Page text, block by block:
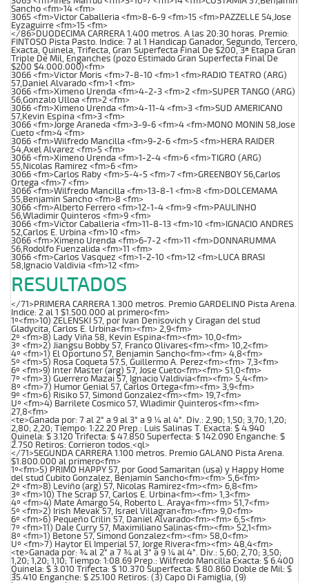
Sancho <fm>14 <fm>
3065 <fm>Victor Caballeria <fm>8-6-9 <fm>15 <fm>PAZZELLE 54,Jose
Eyzaguirre <fm>15 <fm>
</86>DUODECIMA CARRERA 1.400 metros. A las 20:30 horas. Premio:
FINTOSO Pista Pasto. Indice: 7 al 1 Handicap Ganador, Segundo, Tercero,
Exacta, Quinela, Trifecta, Gran Superfecta Final De $200, 3ª Etapa Gran
Triple De Mil, Enganches (pozo Estimado Gran Superfecta Final De
$200 $4.000.000)<fm>
3066 <fm>Victor Moris <fm>7-8-10 <fm>1 <fm>RADIO TEATRO (ARG)
57,Daniel Alvarado <fm>1 <fm>
3066 <fm>Ximeno Urenda <fm>4-2-3 <fm>2 <fm>SUPER TANGO (ARG)
56,Gonzalo Ulloa <fm>2 <fm>
3066 <fm>Ximeno Urenda <fm>4-11-4 <fm>3 <fm>SUD AMERICANO
57,Kevin Espina <fm>3 <fm>
3066 <fm>Jorge Araneda <fm>3-9-6 <fm>4 <fm>MONO MONIN 58,Jose
Cueto <fm>4 <fm>
3066 <fm>Wilfredo Mancilla <fm>9-2-6 <fm>5 <fm>HERA RAIDER
54,Axel Alvarez <fm>5 <fm>
3066 <fm>Ximeno Urenda <fm>1-2-4 <fm>6 <fm>TIGRO (ARG)
55,Nicolas Ramirez <fm>6 <fm>
3066 <fm>Carlos Raby <fm>5-4-5 <fm>7 <fm>GREENBOY 56,Carlos
Ortega <fm>7 <fm>
3066 <fm>Wilfredo Mancilla <fm>13-8-1 <fm>8 <fm>DOLCEMAMA
55,Benjamin Sancho <fm>8 <fm>
3066 <fm>Alberto Ferrero <fm>12-1-4 <fm>9 <fm>PAULINHO
56,Wladimir Quinteros <fm>9 <fm>
3066 <fm>Victor Caballeria <fm>11-8-13 <fm>10 <fm>IGNACIO ANDRES
52,Carlos E. Urbina <fm>10 <fm>
3066 <fm>Ximeno Urenda <fm>6-7-2 <fm>11 <fm>DONNARUMMA
56,Rodolfo Fuenzalida <fm>11 <fm>
3066 <fm>Carlos Vasquez <fm>1-2-10 <fm>12 <fm>LUCA BRASI
58,Ignacio Valdivia <fm>12 <fm>
RESULTADOS
</71>PRIMERA CARRERA 1.300 metros. Premio GARDELINO Pista Arena.
Indice: 2 al 1 $1.500.000 al primero<fm>
1º<fm>10) ZELENSKI 57, por Ivan Denisovich y Ciragan del stud
Gladycita, Carlos E. Urbina<fm><fm> 2,9<fm>
2º <fm>8) Lady Viña 58, Kevin Espina<fm><fm> 10,0<fm>
3º <fm>2) Jiangsu Bobby 57, Franco Olivares<fm><fm> 10,2<fm>
4º <fm>1) El Oportuno 57, Benjamin Sancho<fm><fm> 4,8<fm>
5º <fm>5) Rosa Coqueta 57.5, Guillermo A. Perez<fm><fm> 7,3<fm>
6º <fm>9) Inter Master (arg) 57, Jose Cueto<fm><fm> 51,0<fm>
7º <fm>3) Guerrero Mazai 57, Ignacio Valdivia<fm><fm> 5,4<fm>
8º <fm>7) Humor Genial 57, Carlos Ortega<fm><fm> 3,9<fm>
9º <fm>6) Risiko 57, Simond Gonzalez<fm><fm> 19,7<fm>
Uº <fm>4) Barrilete Cosmico 57, Wladimir Quinteros<fm><fm>
27,8<fm>
<te>Ganada por: 7 al 2° a 9 al 3° a 9 ¼ al 4°. Div.: 2,90; 1,50; 3,70; 1,20;
2,80; 2,20; Tiempo: 1:22.20 Prep.: Luis Salinas T. Exacta: $ 4.940
Quinela: $ 3.120 Trifecta: $ 47.850 Superfecta: $ 142.090 Enganche: $
2.750 Retiros: Corrieron todos.<ql>
</71>SEGUNDA CARRERA 1.100 metros. Premio GALANO Pista Arena.
$1.800.000 al primero<fm>
1º<fm>5) PRIMO HAPPY 57, por Good Samaritan (usa) y Happy Home
del stud Cubito Gonzalez, Benjamin Sancho<fm><fm> 5,6<fm>
2º <fm>8) Leviño (arg) 57, Nicolas Ramirez<fm><fm> 6,8<fm>
3º <fm>10) The Scrap 57, Carlos E. Urbina<fm><fm> 1,3<fm>
4º <fm>4) Mate Amargo 54, Roberto L. Araya<fm><fm> 51,7<fm>
5º <fm>2) Irish Mevak 57, Israel Villagran<fm><fm> 9,0<fm>
6º <fm>6) Pequeño Crilin 57, Daniel Alvarado<fm><fm> 6,5<fm>
7º <fm>11) Dale Curry 57, Maximiliano Salinas<fm><fm> 52,1<fm>
8º <fm>1) Betone 57, Simond Gonzalez<fm><fm> 58,0<fm>
Uº <fm>7) Haytor El Imperial 57, Jorge Rivera<fm><fm> 48,4<fm>
<te>Ganada por: ¾ al 2° a 7 ¾ al 3° a 9 ¼ al 4°. Div.: 5,60; 2,70; 3,50;
1,20; 1,20; 1,10; Tiempo: 1:08.69 Prep.: Wilfredo Mancilla Exacta: $ 6.400
Quinela: $ 3.010 Trifecta: $ 10.370 Superfecta: $ 80.860 Doble de Mil: $
35.410 Enganche: $ 25.100 Retiros: (3) Capo Di Famiglia, (9)